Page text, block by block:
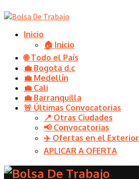
Inicio
🏠 Inicio
🌐 Todo el País
💼 Bogota d.c
💼 Medellín
💼 Cali
💼 Barranquilla
🚨 Últimas Convocatorias
📍 Otras Ciudades
📢 Convocatorias
✈️ Ofertas en el Exterior
APLICAR A OFERTA